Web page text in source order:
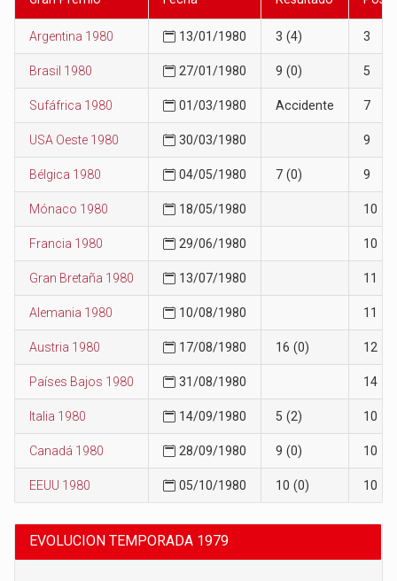
Argentina 1980 13/01/1980 3 (4) 3
Brasil 1980 27/01/1980 9 (0) 5
Sufáfrica 1980 01/03/1980 Accidente 7
USA Oeste 1980 30/03/1980 9
Bélgica 1980 04/05/1980 7 (0) 9
Mónaco 1980 18/05/1980 10
Francia 1980 29/06/1980 10
Gran Bretaña 1980 13/07/1980 11
Alemania 1980 10/08/1980 11
Austria 1980 17/08/1980 16 (0) 12
Países Bajos 1980 31/08/1980 14
Italia 1980 14/09/1980 5 (2) 10
Canadá 1980 28/09/1980 9 (0) 10
EEUU 1980 05/10/1980 10 (0) 10
EVOLUCION TEMPORADA 1979